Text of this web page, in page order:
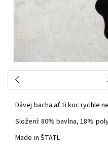
Dávej bacha ať ti koc rychle
Složení: 80% bavlna, 18%
Made in ŠTATL